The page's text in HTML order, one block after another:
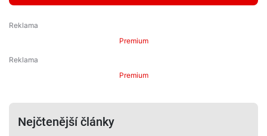
Premium
Premium
Nejčtenější články